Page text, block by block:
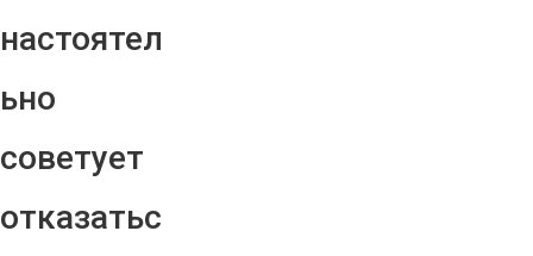
настоятел
ьно
советует
отказатьс